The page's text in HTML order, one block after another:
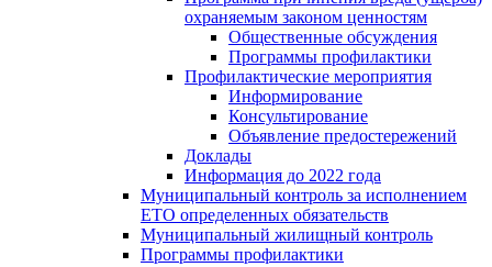
охраняемым законом ценностям
Общественные обсуждения
Программы профилактики
Профилактические мероприятия
Информирование
Консультирование
Объявление предостережений
Доклады
Информация до 2022 года
Муниципальный контроль за исполнением
ЕТО определенных обязательств
Муниципальный жилищный контроль
Программы профилактики